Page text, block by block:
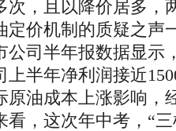
次，且以降价居多，
定价机制的质疑之声
司半年报数据显示
上半年净利润接近
原油成本上涨影响，
看，这次年中考，“